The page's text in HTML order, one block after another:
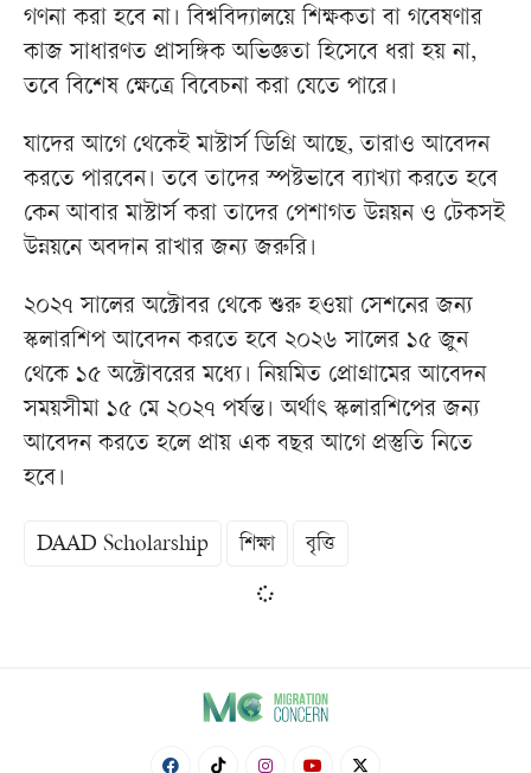
গণনা করা হবে না। বিশ্ববিদ্যালয়ে শিক্ষকতা বা গবেষণার
কাজ সাধারণত প্রাসঙ্গিক অভিজ্ঞতা হিসেবে ধরা হয় না,
তবে বিশেষ ক্ষেত্রে বিবেচনা করা যেতে পারে।
যাদের আগে থেকেই মাস্টার্স ডিগ্রি আছে, তারাও আবেদন
করতে পারবেন। তবে তাদের স্পষ্টভাবে ব্যাখ্যা করতে হবে
কেন আবার মাস্টার্স করা তাদের পেশাগত উন্নয়ন ও টেকসই
উন্নয়নে অবদান রাখার জন্য জরুরি।
২০২৭ সালের অক্টোবর থেকে শুরু হওয়া সেশনের জন্য
স্কলারশিপ আবেদন করতে হবে ২০২৬ সালের ১৫ জুন
থেকে ১৫ অক্টোবরের মধ্যে। নিয়মিত প্রোগ্রামের আবেদন
সময়সীমা ১৫ মে ২০২৭ পর্যন্ত। অর্থাৎ স্কলারশিপের জন্য
আবেদন করতে হলে প্রায় এক বছর আগে প্রস্তুতি নিতে
হবে।
DAAD Scholarship শিক্ষা বৃত্তি